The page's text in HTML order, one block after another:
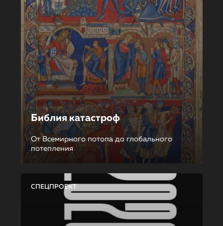
Библия катастроф
От Всемирного потопа до глобального
потепления
СПЕЦПРОЕКТ